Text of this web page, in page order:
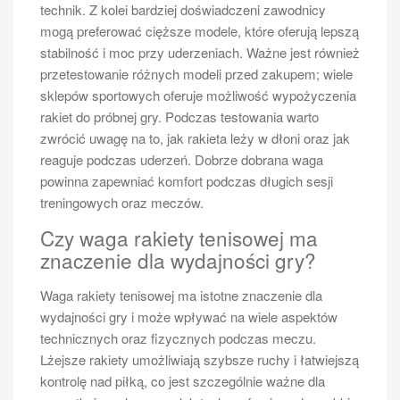
technik. Z kolei bardziej doświadczeni zawodnicy
mogą preferować cięższe modele, które oferują lepszą
stabilność i moc przy uderzeniach. Ważne jest również
przetestowanie różnych modeli przed zakupem; wiele
sklepów sportowych oferuje możliwość wypożyczenia
rakiet do próbnej gry. Podczas testowania warto
zwrócić uwagę na to, jak rakieta leży w dłoni oraz jak
reaguje podczas uderzeń. Dobrze dobrana waga
powinna zapewniać komfort podczas długich sesji
treningowych oraz meczów.
Czy waga rakiety tenisowej ma
znaczenie dla wydajności gry?
Waga rakiety tenisowej ma istotne znaczenie dla
wydajności gry i może wpływać na wiele aspektów
technicznych oraz fizycznych podczas meczu.
Lżejsze rakiety umożliwiają szybsze ruchy i łatwiejszą
kontrolę nad piłką, co jest szczególnie ważne dla
Jakie strategie można zastosować
podczas gry w debla tenis ziemny?
Jak grać w debla tenis ziemny?
Strategie w grze w debla tenis ziemny mogą znacznie
drużyny. Jedną z najczęściej stosowanych strategii
jest gra ofensywna, polegająca na atakowaniu
przeciwników i wywieraniu na nich presji poprzez
agresywne uderzenia. Gracze mogą starać się
zmuszać rywali do błędów poprzez szybkie zmiany